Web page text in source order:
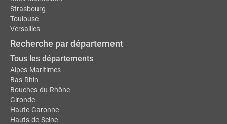
Strasbourg
Toulouse
Versailles
Recherche par département
Tous les départements
Alpes-Maritimes
Bas-Rhin
Bouches-du-Rhône
Gironde
Haute-Garonne
Hauts-de-Seine